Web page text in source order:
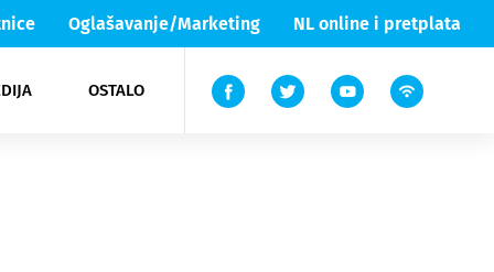
Oglašavanje/Marketing NL online i pretplata
OSTALO
Lika & Senj
TV